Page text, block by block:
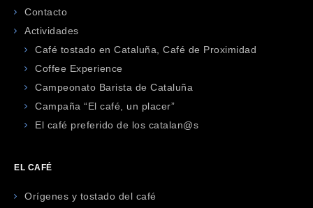
Contacto
Actividades
Café tostado en Cataluña, Café de Proximidad
Coffee Experience
Campeonato Barista de Cataluña
Campaña “El café, un placer”
El café preferido de los catalan@s
EL CAFÉ
Orígenes y tostado del café